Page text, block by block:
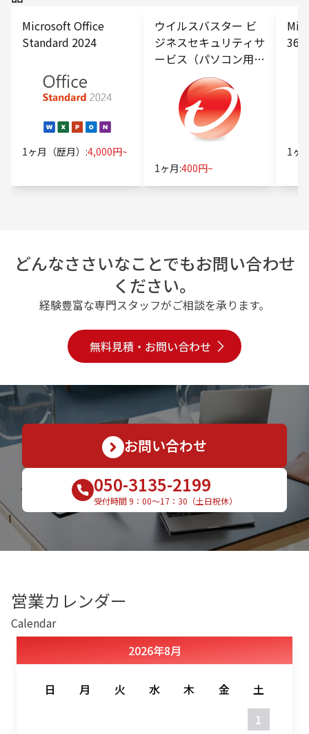
Microsoft Office
Standard 2024
1ヶ月（歴月）:4,000円~
ウイルスバスター ビ
ジネスセキュリティサ
ービス（パソコン用オ
プション）
1ヶ月:400円~
365
1ヶ
どんなささいなことでもお問い合わせ
ください。
経験豊富な専門スタッフがご相談を承ります。
無料見積・お問い合わせ
お問い合わせ
050-3135-2199
受付時間 9：00〜17：30（土日祝休）
営業カレンダー
Calendar
2026年8月
日 月 火 水 木 金
土
1